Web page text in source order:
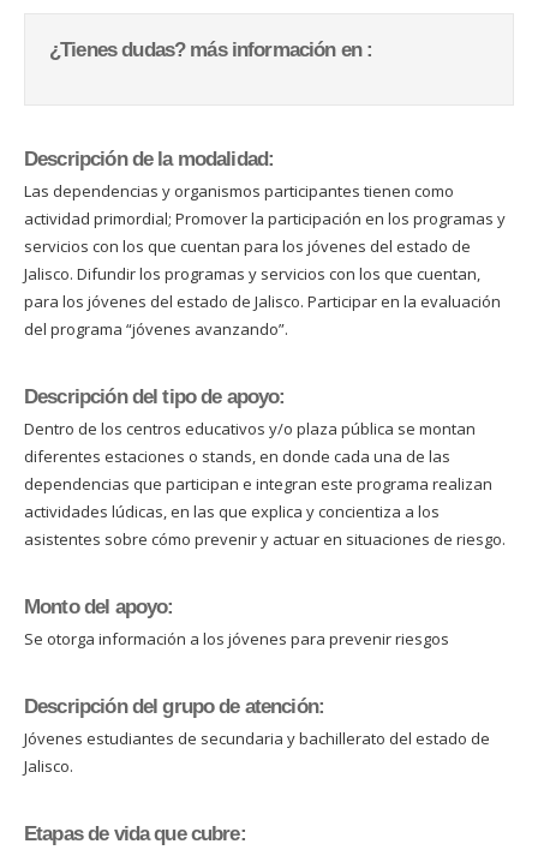
¿Tienes dudas? más información en :
Descripción de la modalidad:
Las dependencias y organismos participantes tienen como
actividad primordial; Promover la participación en los programas y
servicios con los que cuentan para los jóvenes del estado de
Jalisco. Difundir los programas y servicios con los que cuentan,
para los jóvenes del estado de Jalisco. Participar en la evaluación
del programa “jóvenes avanzando”.
Descripción del tipo de apoyo:
Dentro de los centros educativos y/o plaza pública se montan
diferentes estaciones o stands, en donde cada una de las
dependencias que participan e integran este programa realizan
actividades lúdicas, en las que explica y concientiza a los
asistentes sobre cómo prevenir y actuar en situaciones de riesgo.
Monto del apoyo:
Se otorga información a los jóvenes para prevenir riesgos
Descripción del grupo de atención:
Jóvenes estudiantes de secundaria y bachillerato del estado de
Jalisco.
Etapas de vida que cubre: